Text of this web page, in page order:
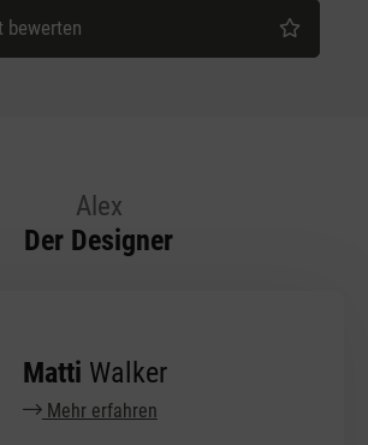
bewerten
Alex
Der Designer
Matti Walker
Mehr erfahren